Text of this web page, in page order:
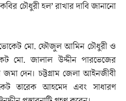
চৌধুরী হল’ রাখার দাবি জানানো
মো. ফৌজুল আমিন চৌধুরী ও
মো. জালাল উদ্দীন পারভেজের
জমা দেন। চট্টগ্রাম জেলা আইনজীবী
তারেক আহমেদ এবং সাধারণ